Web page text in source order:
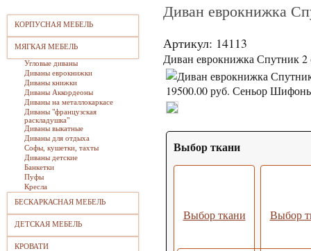
Диван еврокнижка
Артикул: 14113
Диван еврокнижка Спутник 2
Выбор ткани
Выбор ткани Выбор
КОРПУСНАЯ МЕБЕЛЬ
МЯГКАЯ МЕБЕЛЬ
Угловые диваны
Диваны еврокнижки
Диваны книжки
Диваны Аккордеоны
Диваны на металлокаркасе
Диваны "французская
раскладушка"
Диваны выкатные
Диваны для отдыха
Софы, кушетки, тахты
Диваны детские
Банкетки
Пуфы
Кресла
БЕСКАРКАСНАЯ МЕБЕЛЬ
ДЕТСКАЯ МЕБЕЛЬ
КРОВАТИ